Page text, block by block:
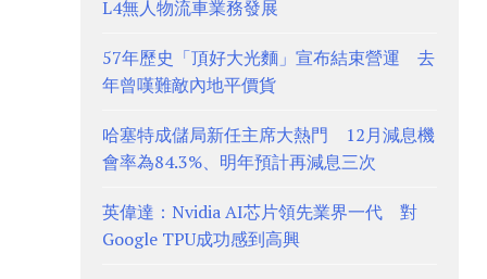
L4無人物流車業務發展
57年歷史「頂好大光麵」宣布結束營運 去
年曾嘆難敵內地平價貨
哈塞特成儲局新任主席大熱門 12月減息機
會率為84.3%、明年預計再減息三次
英偉達：Nvidia AI芯片領先業界一代 對
Google TPU成功感到高興